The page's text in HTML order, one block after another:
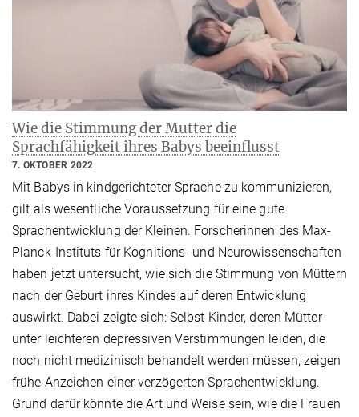
Wie die Stimmung der Mutter die
Sprachfähigkeit ihres Babys beeinflusst
7. OKTOBER 2022
Mit Babys in kindgerichteter Sprache zu kommunizieren,
gilt als wesentliche Voraussetzung für eine gute
Sprachentwicklung der Kleinen. Forscherinnen des Max-
Planck-Instituts für Kognitions- und Neurowissenschaften
haben jetzt untersucht, wie sich die Stimmung von Müttern
nach der Geburt ihres Kindes auf deren Entwicklung
auswirkt. Dabei zeigte sich: Selbst Kinder, deren Mütter
unter leichteren depressiven Verstimmungen leiden, die
noch nicht medizinisch behandelt werden müssen, zeigen
frühe Anzeichen einer verzögerten Sprachentwicklung.
Grund dafür könnte die Art und Weise sein, wie die Frauen